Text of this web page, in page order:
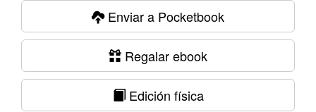
Enviar a Pocketbook
Regalar ebook
Edición física